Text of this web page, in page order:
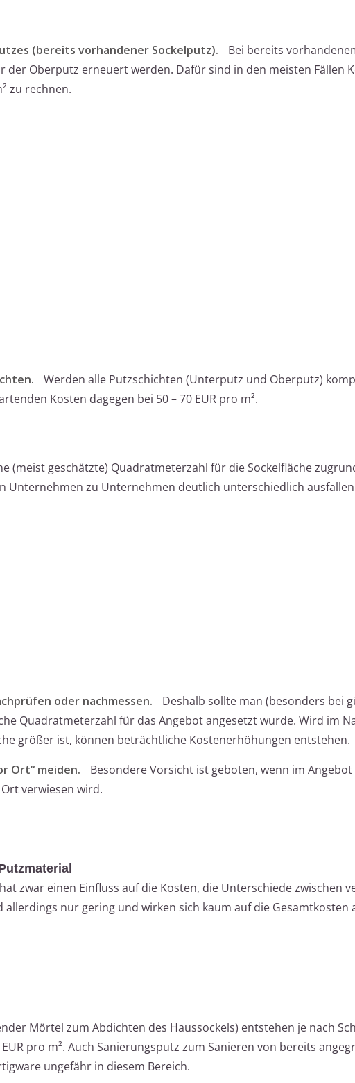
(bereits vorhandener Sockelputz).
Bei bereits
der Oberputz erneuert werden. Dafür sind in den meisten Fällen
zu rechnen.
Werden alle Putzschichten (Unterputz und Oberputz)
Kosten dagegen bei 50 – 70 EUR pro m².
(meist geschätzte) Quadratmeterzahl für die Sockelfläche
Unternehmen zu Unternehmen deutlich unterschiedlich
oder nachmessen.
Deshalb sollte man (besonders bei
Quadratmeterzahl für das Angebot angesetzt wurde. Wird im
größer ist, können beträchtliche Kostenerhöhungen entstehen.
Ort“ meiden.
Besondere Vorsicht ist geboten, wenn im Angebot
verwiesen wird.
zwar einen Einfluss auf die Kosten, die Unterschiede zwischen
allerdings nur gering und wirken sich kaum auf die Gesamtkosten
Mörtel zum Abdichten des Haussockels) entstehen je nach
pro m². Auch Sanierungsputz zum Sanieren von bereits
ungefähr in diesem Bereich.